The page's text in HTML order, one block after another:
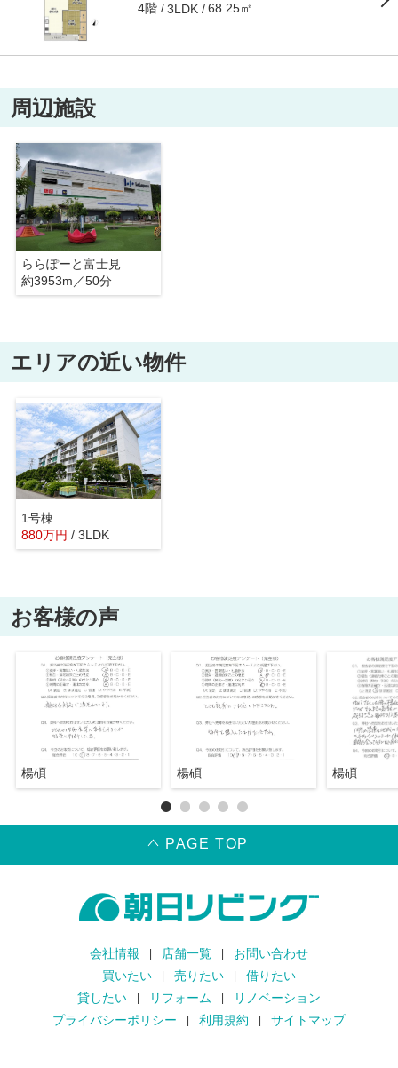
4階 3LDK 68.25㎡
周辺施設
ららぽーと富士見
約3953m／50分
エリアの近い物件
1号棟
880万円 / 3LDK
お客様の声
楊碩 楊碩 楊碩
PAGE TOP
会社情報 店舗一覧
お問い合わせ
買いたい
売りたい
借りたい
貸したい
リフォーム
リノベーション
プライバシーポリシー
利用規約 サイトマップ